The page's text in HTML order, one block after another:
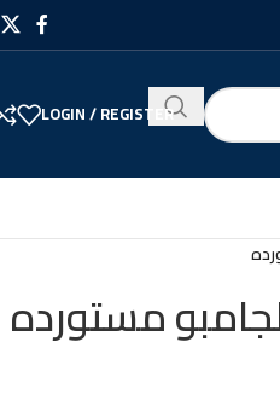
LOGIN / REGISTER
مستورده